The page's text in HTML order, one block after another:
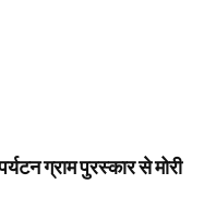
ग्राम पुरस्कार से मोरी